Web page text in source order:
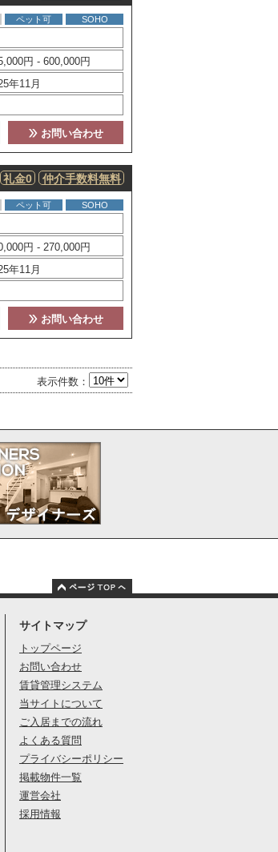
ペット可 SOHO
円 - 600,000円
年11月
お問い合わせ
仲介手数料無料
礼金0
ペット可 SOHO
円 - 270,000円
年11月
お問い合わせ
表示件数：
サイトマップ
トップページ
お問い合わせ
賃貸管理システム
当サイトについて
ご入居までの流れ
よくある質問
プライバシーポリシー
掲載物件一覧
運営会社
採用情報